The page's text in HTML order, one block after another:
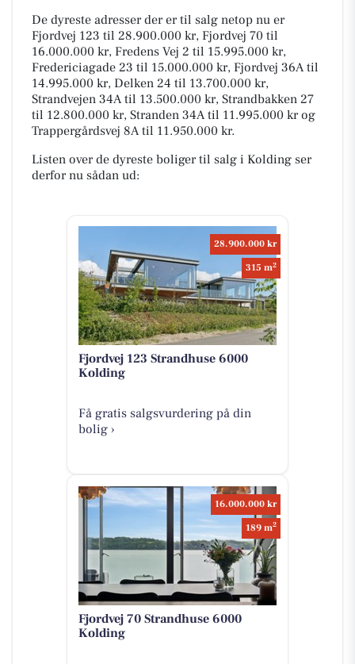
De dyreste adresser der er til salg netop nu er
Fjordvej 123 til 28.900.000 kr, Fjordvej 70 til
16.000.000 kr, Fredens Vej 2 til 15.995.000 kr,
Fredericiagade 23 til 15.000.000 kr, Fjordvej 36A til
14.995.000 kr, Delken 24 til 13.700.000 kr,
Strandvejen 34A til 13.500.000 kr, Strandbakken 27
til 12.800.000 kr, Stranden 34A til 11.995.000 kr og
Trappergårdsvej 8A til 11.950.000 kr.
Listen over de dyreste boliger til salg i Kolding ser
derfor nu sådan ud:
28.900.000 kr
315 m2
Fjordvej 123 Strandhuse 6000
Kolding
Få gratis salgsvurdering på din
bolig ›
16.000.000 kr
189 m2
Fjordvej 70 Strandhuse 6000
Kolding